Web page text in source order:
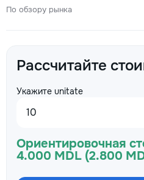
По обзору рынка
Рассчитайте
Укажите unitate
Ориентировочная
4.000 MDL (2.800